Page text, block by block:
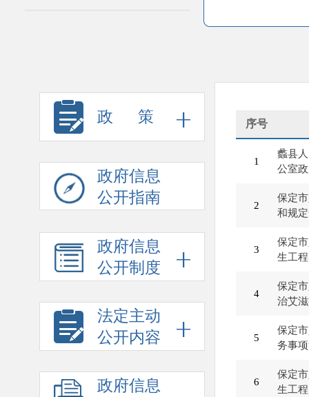
政 策
政府信息
公开指南
政府信息
公开制度
法定主动
公开内容
政府信息
序号
1
蠡县
公室
2
保定
和规
3
保定
生工
4
保定
治艾
5
保定
务事
6
保定
生工